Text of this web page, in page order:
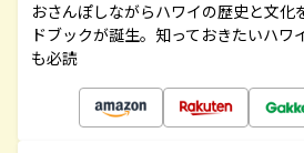
おさんぽしながらハワイの歴史と文化
ドブックが誕生。知っておきたいハワ
も必読